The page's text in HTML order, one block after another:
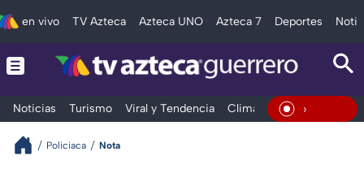
en vivo TV Azteca Azteca UNO Azteca 7 Deportes
Noticias Turismo Viral y Tendencia Clima Deportes En Vivo
Policiaca Nota